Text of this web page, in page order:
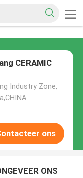
CERAMIC
Industry Zone,
ons
ONS